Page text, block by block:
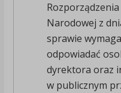
Narodowej z
sprawie
odpowiadać
dyrektora oraz
w publicznym